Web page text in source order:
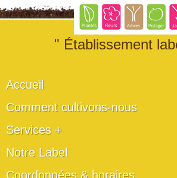
" Établissement
Accueil
Comment cultivons-nous
Services +
Notre Label
Coordonnées & horaires